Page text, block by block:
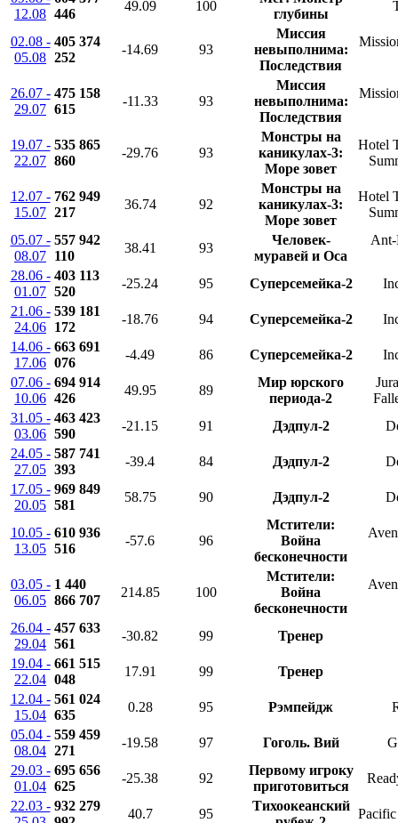
12.08 446
49.09 100
глубины
02.08 -
05.08
405 374
252
-14.69 93
Миссия
невыполнима:
Последствия
26.07 -
29.07
475 158
615
-11.33 93
Миссия
невыполнима:
Последствия
19.07 -
22.07
535 865
860
-29.76 93
Монстры на
каникулах-3:
Море зовет
Hotel
12.07 -
15.07
762 949
217
36.74 92
Монстры на
каникулах-3:
Море зовет
Hotel
05.07 -
08.07
557 942
110
38.41 93
Человек-
муравей и Оса
Ant-
28.06 -
01.07
403 113
520
-25.24 95 Суперсемейка-2
21.06 -
24.06
539 181
172
-18.76 94 Суперсемейка-2
14.06 -
17.06
663 691
076
-4.49 86 Суперсемейка-2
07.06 -
10.06
694 914
426
49.95 89
Мир юрского
периода-2
31.05 -
03.06
463 423
590
-21.15 91 Дэдпул-2
24.05 -
27.05
587 741
393
-39.4 84 Дэдпул-2
17.05 -
20.05
969 849
581
58.75 90 Дэдпул-2
10.05 -
13.05
610 936
516
-57.6 96
Мстители:
Война
бесконечности
03.05 -
06.05
1 440
866 707
214.85 100
Мстители:
Война
бесконечности
26.04 -
29.04
457 633
561
-30.82 99
Тренер
19.04 -
22.04
661 515
048
17.91 99
Тренер
12.04 -
15.04
561 024
635
0.28 95 Рэмпейдж
05.04 -
08.04
559 459
271
-19.58 97 Гоголь. Вий
29.03 -
01.04
695 656
625
-25.38 92
Первому игроку
приготовиться
22.03 - 932 279
40.7 95
Тихоокеанский